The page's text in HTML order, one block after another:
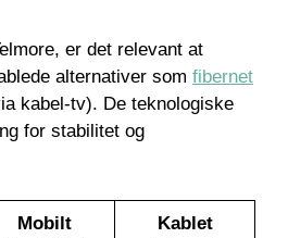
er det relevant at
alternativer som fibernet
kabel-tv). De teknologiske
for stabilitet og
Mobilt
Kablet